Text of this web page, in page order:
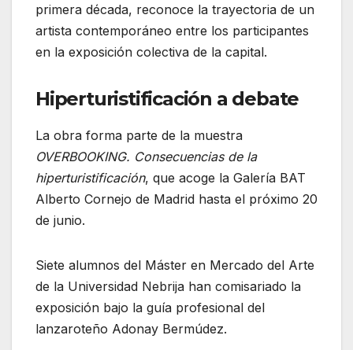
primera década, reconoce la trayectoria de un
artista contemporáneo entre los participantes
en la exposición colectiva de la capital.
Hiperturistificación a debate
La obra forma parte de la muestra
OVERBOOKING. Consecuencias de la
hiperturistificación, que acoge la Galería BAT
Alberto Cornejo de Madrid hasta el próximo 20
de junio.
Siete alumnos del Máster en Mercado del Arte
de la Universidad Nebrija han comisariado la
exposición bajo la guía profesional del
lanzaroteño Adonay Bermúdez.